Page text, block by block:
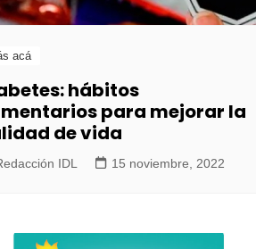
acá
hábitos
para mejorar la
de vida
IDL 15 noviembre, 2022